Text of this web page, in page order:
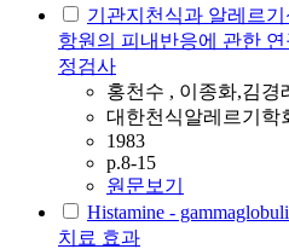
기관지천식과 알레르
항원의 피내반응에 관한
정검사
홍천수 , 이종화,김경
대한천식알레르기학
1983
p.8-15
원문보기
Histamine -
치료 효과